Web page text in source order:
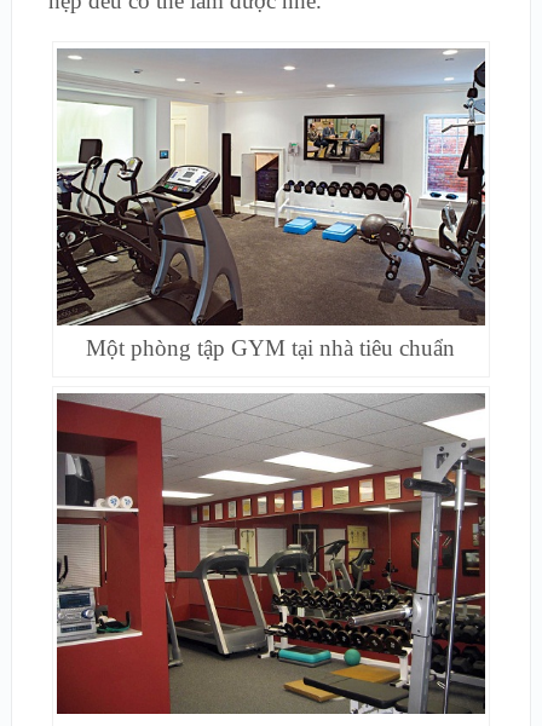
Một phòng tập GYM tại nhà tiêu chuẩn